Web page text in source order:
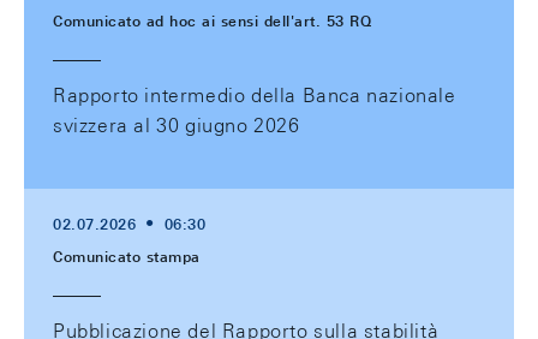
Comunicato ad hoc ai sensi dell'art. 53 RQ
Rapporto intermedio della Banca nazionale
svizzera al 30 giugno 2026
02.07.2026
06:30
Comunicato stampa
Pubblicazione del Rapporto sulla stabilità